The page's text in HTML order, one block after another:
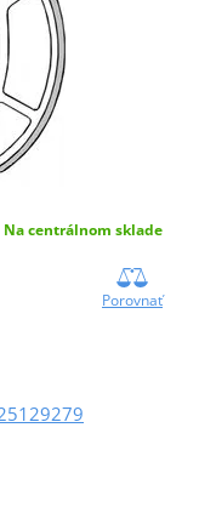
Na centrálnom sklade
Porovnať